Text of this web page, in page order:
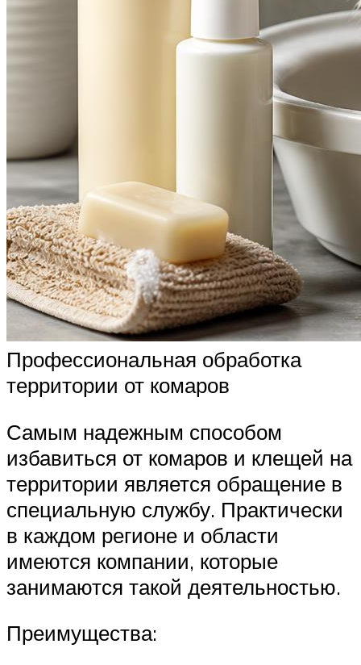
Профессиональная обработка
территории от комаров
Самым надежным способом
избавиться от комаров и клещей на
территории является обращение в
специальную службу. Практически
в каждом регионе и области
имеются компании, которые
занимаются такой деятельностью.
Преимущества: